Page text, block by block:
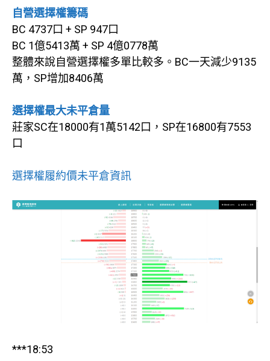
自營選擇權籌碼
BC 4737口 + SP 947口
BC 1億5413萬 + SP 4億0778萬
整體來說自營選擇權多單比較多。BC一天減少9135
萬，SP增加8406萬
選擇權最大未平倉量
莊家SC在18000有1萬5142口，SP在16800有7553
口
選擇權履約價未平倉資訊
***18:53